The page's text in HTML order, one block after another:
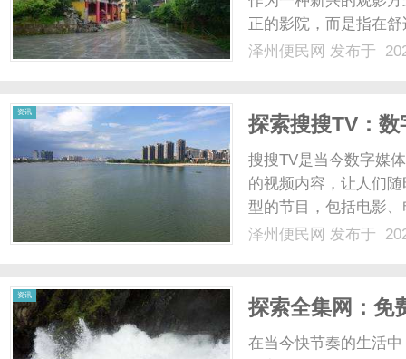
正的影院，而是指在
这种观影方式既舒适
泽州便民网 发布于
资讯
探索搜搜TV：
搜搜TV是当今数字媒
的视频内容，让人们
型的节目，包括电影
的观看需求。搜搜TV
泽州便民网 发布于
资讯
探索全集网：免
在当今快节奏的生活